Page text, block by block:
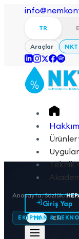
TR
Araçlar
Ürünler
Teknik
Giriş Yap
TR EN
Anasayfa/Sözlük/
EKIPMAN &